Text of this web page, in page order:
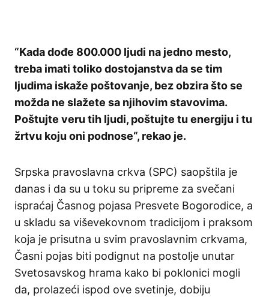
“Kada dođe 800.000 ljudi na jedno mesto,
treba imati toliko dostojanstva da se tim
ljudima iskaže poštovanje, bez obzira što se
možda ne slažete sa njihovim stavovima.
Poštujte veru tih ljudi, poštujte tu energiju i tu
žrtvu koju oni podnose“, rekao je.
Srpska pravoslavna crkva (SPC) saopštila je
danas i da su u toku su pripreme za svečani
ispraćaj Časnog pojasa Presvete Bogorodice, a
u skladu sa viševekovnom tradicijom i praksom
koja je prisutna u svim pravoslavnim crkvama,
Časni pojas biti podignut na postolje unutar
Svetosavskog hrama kako bi poklonici mogli
da, prolazeći ispod ove svetinje, dobiju